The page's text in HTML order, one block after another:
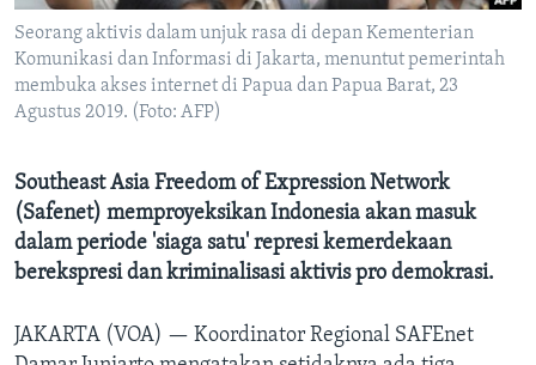
Seorang aktivis dalam unjuk rasa di depan Kementerian
Komunikasi dan Informasi di Jakarta, menuntut pemerintah
membuka akses internet di Papua dan Papua Barat, 23
Agustus 2019. (Foto: AFP)
Southeast Asia Freedom of Expression Network
(Safenet) memproyeksikan Indonesia akan masuk
dalam periode 'siaga satu' represi kemerdekaan
berekspresi dan kriminalisasi aktivis pro demokrasi.
JAKARTA (VOA) — Koordinator Regional SAFEnet